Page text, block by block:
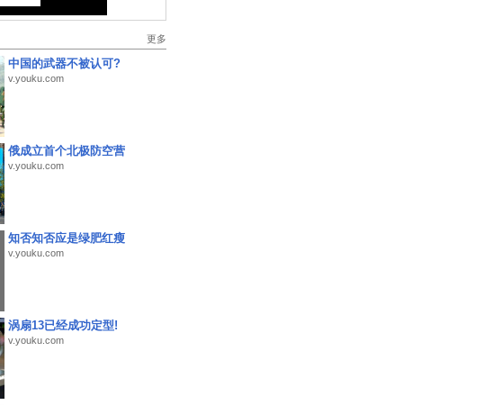
更多
中国的武器不被认可?
v.youku.com
俄成立首个北极防空营
v.youku.com
知否知否应是绿肥红瘦
v.youku.com
涡扇13已经成功定型!
v.youku.com